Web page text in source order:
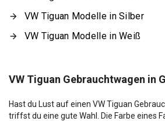
VW Tiguan Modelle in Silber
VW Tiguan Modelle in Weiß
VW Tiguan Gebrauchtwagen in
Hast du Lust auf einen VW Tiguan
triffst du eine gute Wahl. Die Farbe eines